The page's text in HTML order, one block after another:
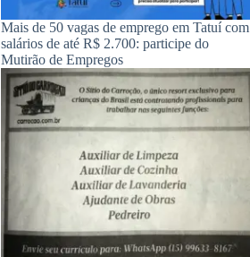
Mais de 50 vagas de emprego em Tatuí com
salários de até R$ 2.700: participe do
Mutirão de Empregos